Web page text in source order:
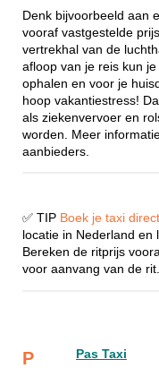
Denk bijvoorbeeld aan
vooraf vastgestelde
vertrekhal van de
afloop van je reis kun
ophalen en voor je
hoop vakantiestress!
als ziekenvervoer en
worden. Meer
aanbieders.
✅ TIP Boek je taxi
locatie in Nederland en
Bereken de ritprijs
voor aanvang van de rit.
P Pas Taxi